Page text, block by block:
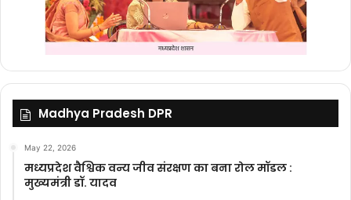
Madhya Pradesh DPR
May 22, 2026
मध्यप्रदेश वैश्विक वन्य जीव संरक्षण का बना रोल मॉडल :
मुख्यमंत्री डॉ. यादव